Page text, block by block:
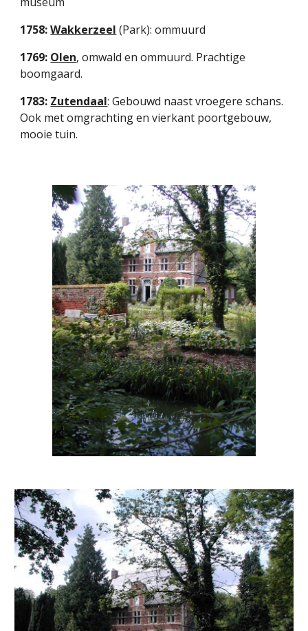
1758: Wakkerzeel (Park): ommuurd
1769: Olen, omwald en ommuurd. Prachtige
boomgaard.
1783: Zutendaal: Gebouwd naast vroegere schans.
Ook met omgrachting en vierkant poortgebouw,
mooie tuin.